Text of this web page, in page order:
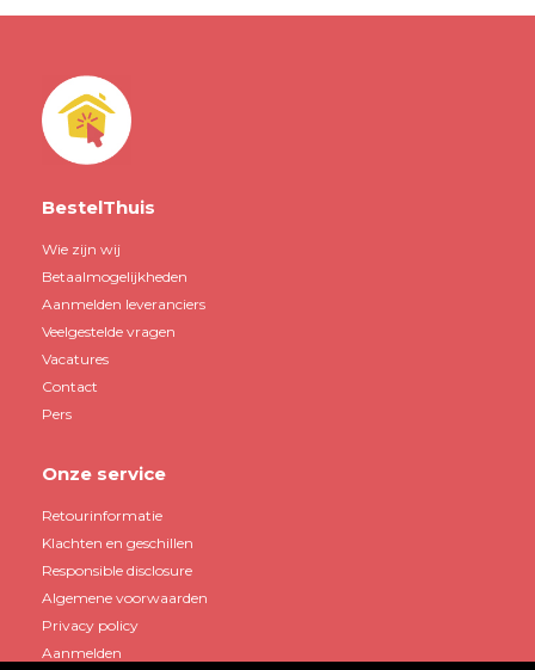
BestelThuis
Wie zijn wij
Betaalmogelijkheden
Aanmelden leveranciers
Veelgestelde vragen
Vacatures
Contact
Pers
Onze service
Retourinformatie
Klachten en geschillen
Responsible disclosure
Algemene voorwaarden
Privacy policy
Aanmelden